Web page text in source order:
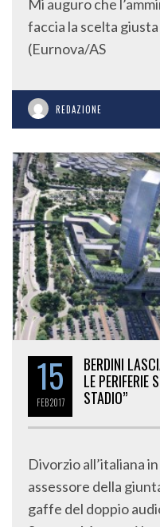
faccia la scelta
(Eurnova/AS
15
FEB 2017
LE PERIFERIE
STADIO”
assessore della
gaffe del doppio
Stampa. Ma non si